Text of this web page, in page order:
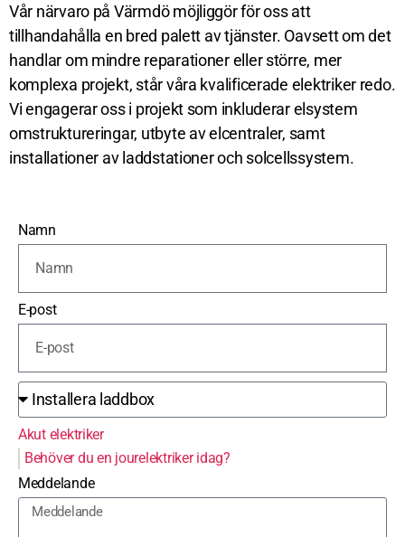
Vår närvaro på Värmdö möjliggör för oss att
tillhandahålla en bred palett av tjänster. Oavsett om det
handlar om mindre reparationer eller större, mer
komplexa projekt, står våra kvalificerade elektriker redo.
Vi engagerar oss i projekt som inkluderar elsystem
omstruktureringar, utbyte av elcentraler, samt
installationer av laddstationer och solcellssystem.
Namn
E-post
Akut elektriker
Behöver du en jourelektriker idag?
Meddelande